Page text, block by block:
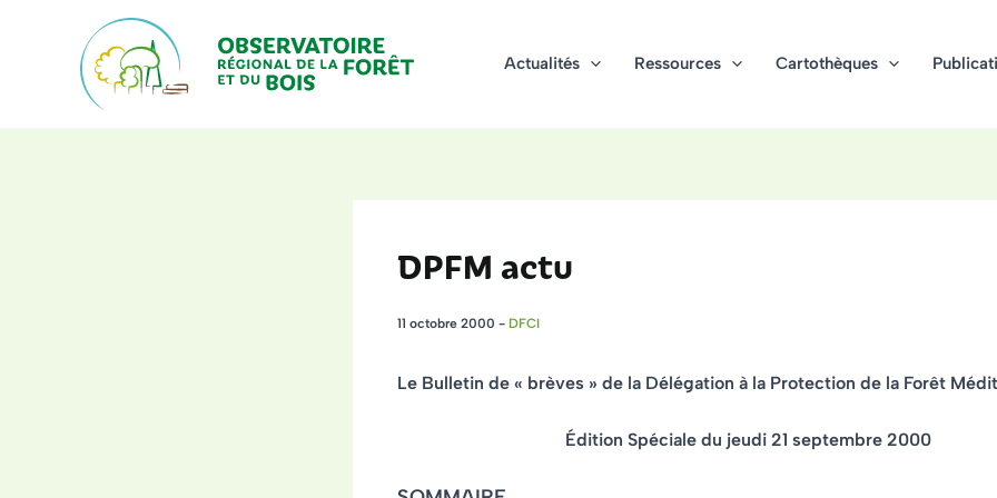
Actualités Ressources Cartothèques
DPFM actu
11 octobre 2000 - DFCI
Le Bulletin de « brèves » de la Délégation à la Protection de la Forêt
Édition Spéciale du jeudi 21 septembre 2000